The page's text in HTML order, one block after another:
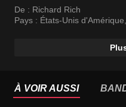
De : Richard Rich
Pays : États-Unis d'Amérique,
À VOIR AUSSI